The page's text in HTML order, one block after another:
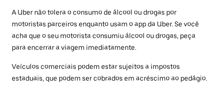
A Uber não tolera o consumo de álcool ou drogas por
motoristas parceiros enquanto usam o app da Uber. Se você
acha que o seu motorista consumiu álcool ou drogas, peça
para encerrar a viagem imediatamente.
Veículos comerciais podem estar sujeitos a impostos
estaduais, que podem ser cobrados em acréscimo ao pedágio.